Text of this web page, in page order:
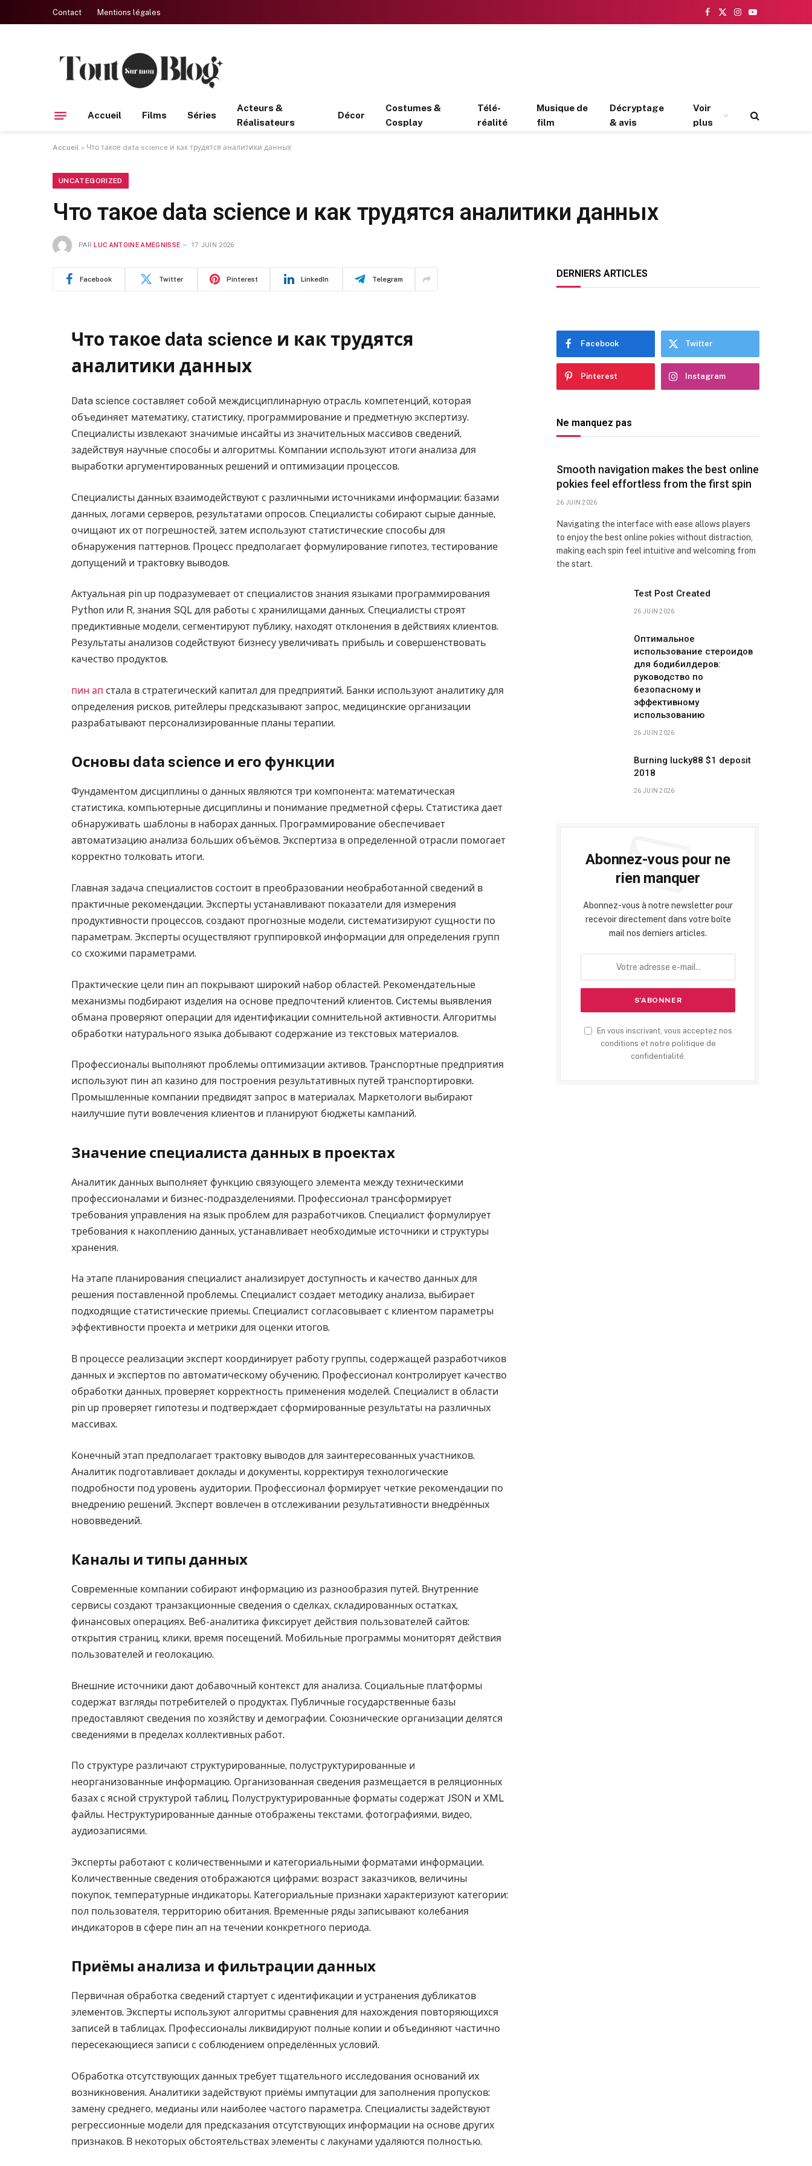
Contact Mentions légales
Facebook
X
Instagram
YouTube
Accueil Films Séries
Acteurs &
Réalisateurs
Décor
Costumes &
Cosplay
Télé-
réalité
Musique de
film
Décryptage
& avis
Voir
plus
Accueil » Что такое data science и как трудятся аналитики данных
UNCATEGORIZED
Что такое data science и как трудятся аналитики данных
PAR LUC ANTOINE AMEGNISSE 17 JUIN 2026
Facebook Twitter Pinterest LinkedIn Telegram
Что такое data science и как трудятся
аналитики данных
Data science составляет собой междисциплинарную отрасль компетенций, которая
объединяет математику, статистику, программирование и предметную экспертизу.
Специалисты извлекают значимые инсайты из значительных массивов сведений,
задействуя научные способы и алгоритмы. Компании используют итоги анализа для
выработки аргументированных решений и оптимизации процессов.
Специалисты данных взаимодействуют с различными источниками информации: базами
данных, логами серверов, результатами опросов. Специалисты собирают сырые данные,
очищают их от погрешностей, затем используют статистические способы для
обнаружения паттернов. Процесс предполагает формулирование гипотез, тестирование
допущений и трактовку выводов.
Актуальная pin up подразумевает от специалистов знания языками программирования
Python или R, знания SQL для работы с хранилищами данных. Специалисты строят
предиктивные модели, сегментируют публику, находят отклонения в действиях клиентов.
Результаты анализов содействуют бизнесу увеличивать прибыль и совершенствовать
качество продуктов.
пин ап стала в стратегический капитал для предприятий. Банки используют аналитику для
определения рисков, ритейлеры предсказывают запрос, медицинские организации
разрабатывают персонализированные планы терапии.
Основы data science и его функции
Фундаментом дисциплины о данных являются три компонента: математическая
статистика, компьютерные дисциплины и понимание предметной сферы. Статистика дает
обнаруживать шаблоны в наборах данных. Программирование обеспечивает
автоматизацию анализа больших объёмов. Экспертиза в определенной отрасли помогает
корректно толковать итоги.
Главная задача специалистов состоит в преобразовании необработанной сведений в
практичные рекомендации. Эксперты устанавливают показатели для измерения
продуктивности процессов, создают прогнозные модели, систематизируют сущности по
параметрам. Эксперты осуществляют группировкой информации для определения групп
со схожими параметрами.
Практические цели пин ап покрывают широкий набор областей. Рекомендательные
механизмы подбирают изделия на основе предпочтений клиентов. Системы выявления
обмана проверяют операции для идентификации сомнительной активности. Алгоритмы
обработки натурального языка добывают содержание из текстовых материалов.
Профессионалы выполняют проблемы оптимизации активов. Транспортные предприятия
используют пин ап казино для построения результативных путей транспортировки.
Промышленные компании предвидят запрос в материалах. Маркетологи выбирают
наилучшие пути вовлечения клиентов и планируют бюджеты кампаний.
Значение специалиста данных в проектах
Аналитик данных выполняет функцию связующего элемента между техническими
профессионалами и бизнес-подразделениями. Профессионал трансформирует
требования управления на язык проблем для разработчиков. Специалист формулирует
требования к накоплению данных, устанавливает необходимые источники и структуры
хранения.
На этапе планирования специалист анализирует доступность и качество данных для
решения поставленной проблемы. Специалист создает методику анализа, выбирает
подходящие статистические приемы. Специалист согласовывает с клиентом параметры
эффективности проекта и метрики для оценки итогов.
В процессе реализации эксперт координирует работу группы, содержащей разработчиков
данных и экспертов по автоматическому обучению. Профессионал контролирует качество
обработки данных, проверяет корректность применения моделей. Специалист в области
pin up проверяет гипотезы и подтверждает сформированные результаты на различных
массивах.
Конечный этап предполагает трактовку выводов для заинтересованных участников.
Аналитик подготавливает доклады и документы, корректируя технологические
подробности под уровень аудитории. Профессионал формирует четкие рекомендации по
внедрению решений. Эксперт вовлечен в отслеживании результативности внедрённых
нововведений.
Каналы и типы данных
Современные компании собирают информацию из разнообразия путей. Внутренние
сервисы создают транзакционные сведения о сделках, складированных остатках,
финансовых операциях. Веб-аналитика фиксирует действия пользователей сайтов:
открытия страниц, клики, время посещений. Мобильные программы мониторят действия
пользователей и геолокацию.
Внешние источники дают добавочный контекст для анализа. Социальные платформы
содержат взгляды потребителей о продуктах. Публичные государственные базы
предоставляют сведения по хозяйству и демографии. Союзнические организации делятся
сведениями в пределах коллективных работ.
По структуре различают структурированные, полуструктурированные и
неорганизованные информацию. Организованная сведения размещается в реляционных
базах с ясной структурой таблиц. Полуструктурированные форматы содержат JSON и XML
файлы. Неструктурированные данные отображены текстами, фотографиями, видео,
аудиозаписями.
Эксперты работают с количественными и категориальными форматами информации.
Количественные сведения отображаются цифрами: возраст заказчиков, величины
покупок, температурные индикаторы. Категориальные признаки характеризуют категории:
пол пользователя, территорию обитания. Временные ряды записывают колебания
индикаторов в сфере пин ап на течении конкретного периода.
Приёмы анализа и фильтрации данных
Первичная обработка сведений стартует с идентификации и устранения дубликатов
элементов. Эксперты используют алгоритмы сравнения для нахождения повторяющихся
записей в таблицах. Профессионалы ликвидируют полные копии и объединяют частично
пересекающиеся записи с соблюдением определённых условий.
Обработка отсутствующих данных требует тщательного исследования оснований их
возникновения. Аналитики задействуют приёмы импутации для заполнения пропусков:
замену среднего, медианы или наиболее частого параметра. Специалисты задействуют
регрессионные модели для предсказания отсутствующих информации на основе других
признаков. В некоторых обстоятельствах элементы с лакунами удаляются полностью.
DERNIERS ARTICLES
Facebook Twitter
Pinterest Instagram
Ne manquez pas
Smooth navigation makes the best online
pokies feel effortless from the first spin
26 JUIN 2026
Navigating the interface with ease allows players
to enjoy the best online pokies without distraction,
making each spin feel intuitive and welcoming from
the start.
Test Post Created
26 JUIN 2026
Оптимальное
использование стероидов
для бодибилдеров:
руководство по
безопасному и
эффективному
использованию
26 JUIN 2026
Burning lucky88 $1 deposit
2018
26 JUIN 2026
Abonnez-vous pour ne
rien manquer
Abonnez-vous à notre newsletter pour
recevoir directement dans votre boîte
mail nos derniers articles.
En vous inscrivant, vous acceptez nos
conditions et notre politique de
confidentialité.